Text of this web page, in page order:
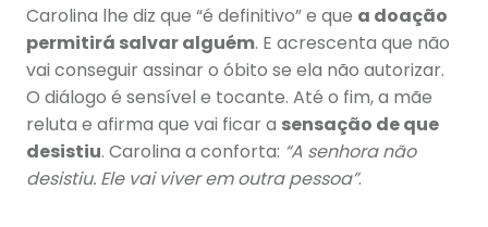
Carolina lhe diz que “é definitivo” e que a doação
permitirá salvar alguém. E acrescenta que não
vai conseguir assinar o óbito se ela não autorizar.
O diálogo é sensível e tocante. Até o fim, a mãe
reluta e afirma que vai ficar a sensação de que
desistiu. Carolina a conforta: “A senhora não
desistiu. Ele vai viver em outra pessoa”.